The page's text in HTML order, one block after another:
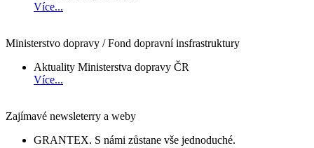
Více...
Ministerstvo dopravy / Fond dopravní insfrastruktury
Aktuality Ministerstva dopravy ČR
Více...
Zajímavé newsleterry a weby
GRANTEX. S námi zůstane vše jednoduché.